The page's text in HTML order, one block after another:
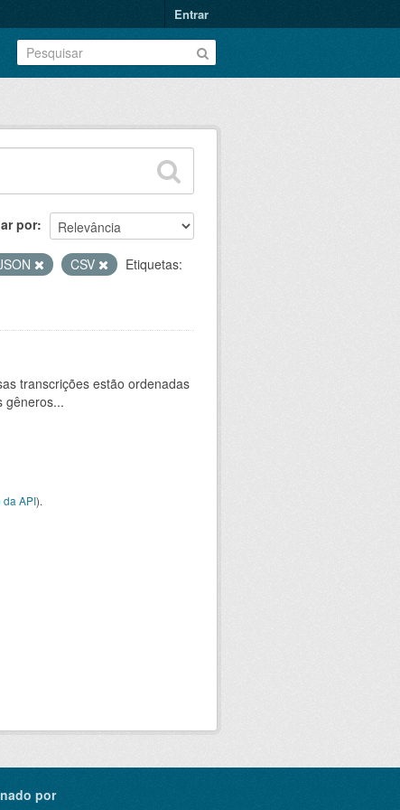
Entrar
por
CSV
Etiquetas:
transcrições estão ordenadas
gêneros...
da API).
por